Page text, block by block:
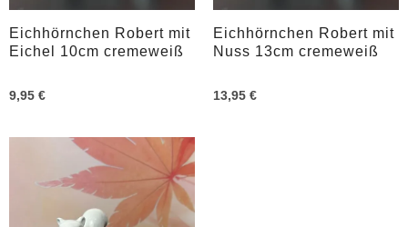
Eichhörnchen Robert mit
Eichel 10cm cremeweiß
9,95 €
Eichhörnchen Robert mit
Nuss 13cm cremeweiß
13,95 €